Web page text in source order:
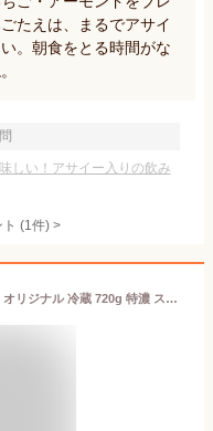
たえは、まるでアサイ
。朝食をとる時間がな
しい！アサイー入りの飲み
(1件) >
フルッタフルッタ アサイー エナジー オリジナル 冷蔵 720g 特濃 スムージー ドリンク 大容量パック FRUTA FRUTA